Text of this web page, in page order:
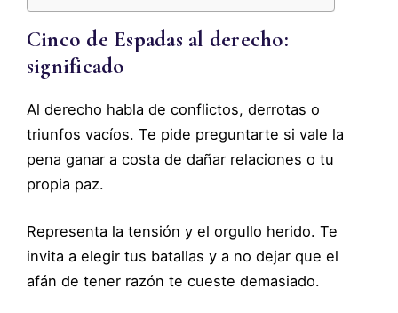
Cinco de Espadas al derecho:
significado
Al derecho habla de conflictos, derrotas o
triunfos vacíos. Te pide preguntarte si vale la
pena ganar a costa de dañar relaciones o tu
propia paz.
Representa la tensión y el orgullo herido. Te
invita a elegir tus batallas y a no dejar que el
afán de tener razón te cueste demasiado.